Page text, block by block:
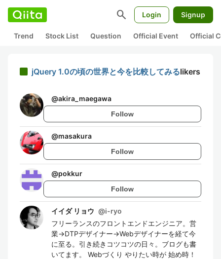
search Login Signup
Trend Stock List Question Official Event Official
jQuery 1.0の頃の世界と今を比較してみるlikers
@akira_maegawa
Follow
@masakura
Follow
@pokkur
Follow
イイダ リョウ @i-ryo
フリーランスのフロントエンドエンジニア。営
業→DTPデザイナー→Webデザイナーを経て今
に至る。引き続きコツコツの日々。ブログも書
いてます。 Webづくり やりたい時が 始め時！